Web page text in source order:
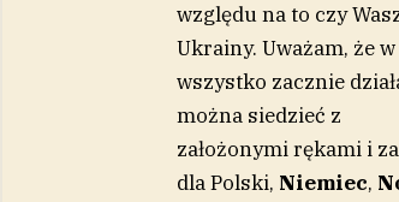
względu na to czy
Ukrainy. Uważam, że
wszystko zacznie
można siedzieć z
założonymi rękami i
dla Polski, Niemiec,